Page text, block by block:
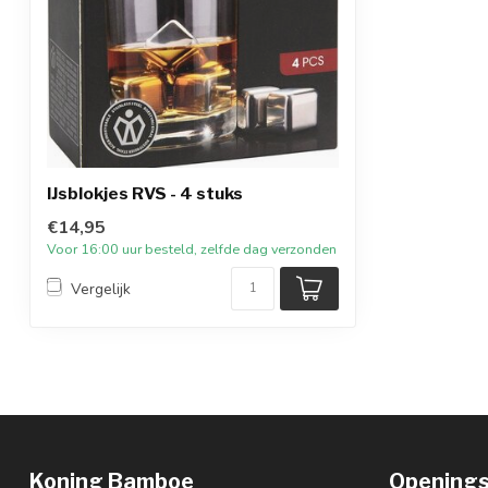
IJsblokjes RVS - 4 stuks
€14,95
Voor 16:00 uur besteld, zelfde dag verzonden
Vergelijk
Koning Bamboe